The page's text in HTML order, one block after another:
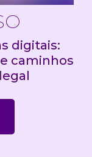
digitais:
caminhos